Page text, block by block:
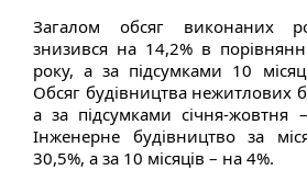
Загалом обсяг виконаних
знизився на 14,2% в
року, а за підсумками 10
Обсяг будівництва нежитлових
а за підсумками січня-жовтня
Інженерне будівництво за
30,5%, а за 10 місяців – на 4%.